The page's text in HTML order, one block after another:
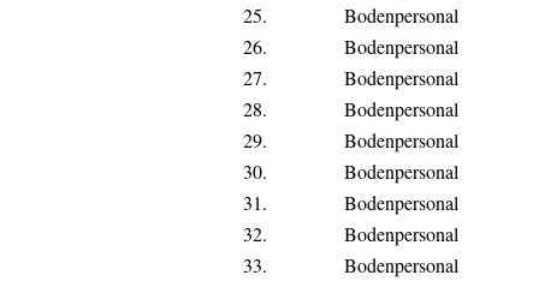
25.
Bodenpersonal
26.
Bodenpersonal
27.
Bodenpersonal
28.
Bodenpersonal
29.
Bodenpersonal
30.
Bodenpersonal
31.
Bodenpersonal
32.
Bodenpersonal
33.
Bodenpersonal